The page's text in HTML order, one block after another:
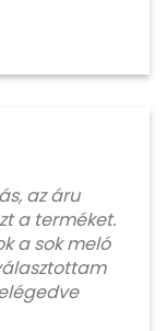
az áru
a terméket.
a sok meló